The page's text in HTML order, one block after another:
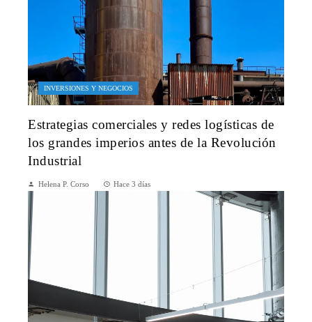
INVERSIONES Y NEGOCIOS
Estrategias comerciales y redes logísticas de
los grandes imperios antes de la Revolución
Industrial
Helena P. Corso Hace 3 días